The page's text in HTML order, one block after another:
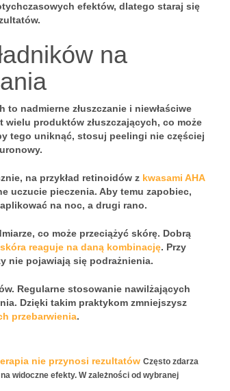
efektów, dlatego staraj się
na
to nadmierne złuszczanie i niewłaściwe
produktów złuszczających, co może
tego uniknąć, stosuj peelingi nie częściej
na przykład retinoidów z kwasami AHA
uczucie pieczenia. Aby temu zapobiec,
na noc, a drugi rano.
co może przeciążyć skórę. Dobrą
skóra reaguje na daną kombinację. Przy
nie pojawiają się podrażnienia.
Regularne stosowanie nawilżających
Dzięki takim praktykom zmniejszysz
przebarwienia.
nie przynosi rezultatów Często zdarza
widoczne efekty. W zależności od wybranej